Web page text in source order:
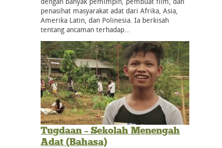
penasihat masyarakat adat dari Afrika, Asia,
Amerika Latin, dan Polinesia. Ia berkisah
tentang ancaman terhadap…
Tugdaan – Sekolah Menengah
Adat (Bahasa)